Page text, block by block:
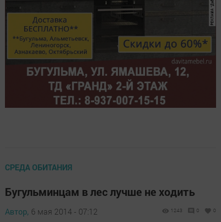
СРЕДА ОБИТАНИЯ
Бугульминцам в лес лучше не ходить
Автор, 6 мая 2014 - 07:12 1243 0 0